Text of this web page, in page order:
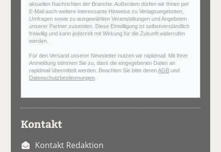
aktuellen Nachrichten der Branche. Außerdem dürfen wir Ihnen per
E-Mail auch weitere interessante Hinweise zu Verlagsangeboten,
Umfragen sowie zu ausgewählten Veranstaltungen und Angeboten
unserer Partner zusenden. Diese Einwilligung ist selbstverständlich
freiwillig und kann jederzeit mit Wirkung für die Zukunft widerrufen
werden.
Für den Versand unserer Newsletter nutzen wir rapidmail. Mit Ihrer
Anmeldung stimmen Sie zu, dass die eingegebenen Daten an
rapidmail übermittelt werden. Beachten Sie bitte derenAGB und
Datenschutzbestimmungen
Kontakt
Kontakt Redaktion